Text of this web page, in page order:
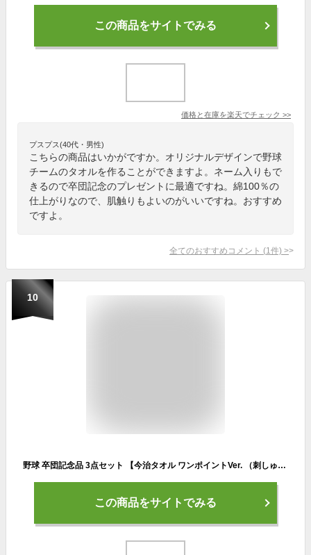
この商品をサイトでみる
価格と在庫を楽天でチェック >>
プスプス(40代・男性)
こちらの商品はいかがですか。オリジナルデザインで野球
チームのタオルを作ることができますよ。ネーム入りもで
きるので卒団記念のプレゼントに最適ですね。綿100％の
仕上がりなので、肌触りもよいのがいいですね。おすすめ
ですよ。
全てのおすすめコメント (1 件) >
10
野球 卒団記念品 3点セット 【今治タオル ワンポイントVer. （刺しゅう入り）+ 名前＆写真入り 野球ボール （両面印刷）+ 台座付きセット】 野球ボール 名入れ 卒業 お祝い 名前 写真印刷 硬式 卒部 卒団 記念 野球部 監督 母
この商品をサイトでみる